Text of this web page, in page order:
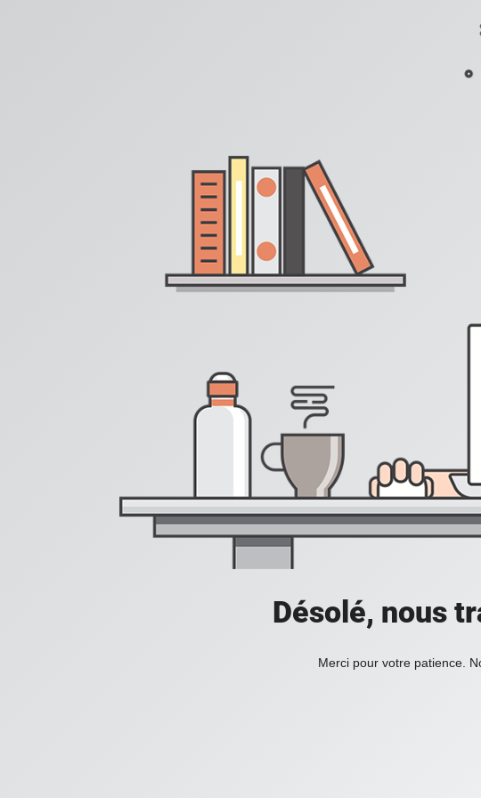
Désolé, nous
Merci pour votre patience.